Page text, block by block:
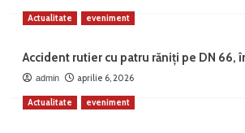
Actualitate eveniment
Accident rutier cu patru răniți pe DN 66,
admin aprilie 6, 2026
Actualitate eveniment